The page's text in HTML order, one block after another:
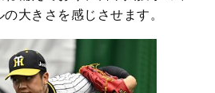
大きさを感じさせます。